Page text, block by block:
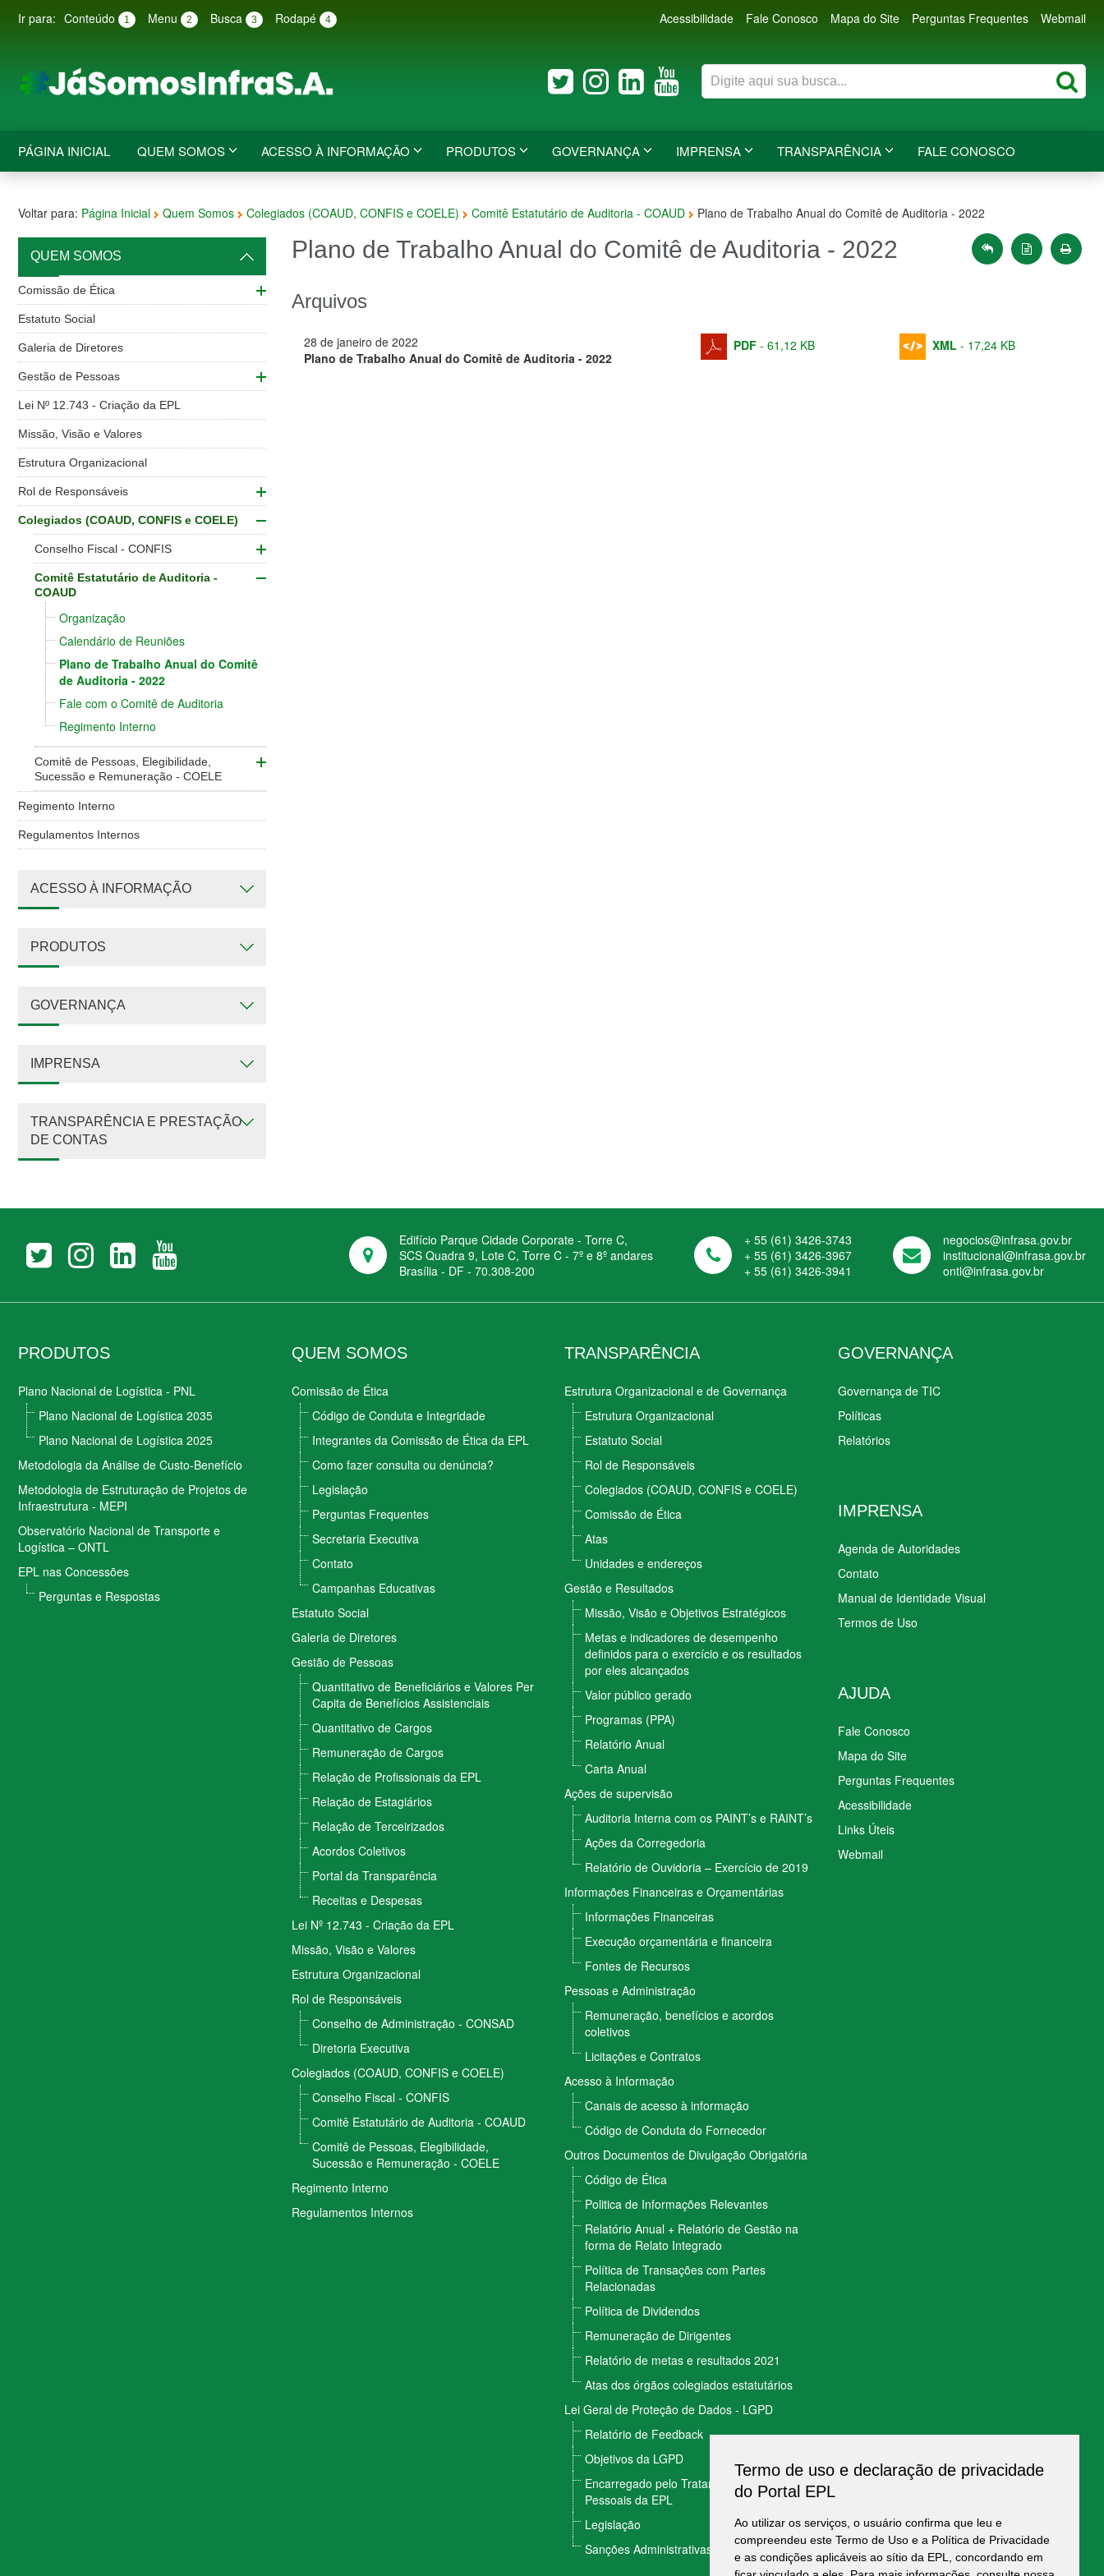
Ir para: Conteúdo 1 Menu 2 Busca 3 Rodapé 4 Acessibilidade Fale Conosco Mapa do Site Perguntas Frequentes Webmail
PÁGINA INICIAL QUEM SOMOS ACESSO À INFORMAÇÃO PRODUTOS GOVERNANÇA IMPRENSA TRANSPARÊNCIA FALE CONOSCO
Voltar para: Página Inicial Quem Somos Colegiados (COAUD, CONFIS e COELE) Comitê Estatutário de Auditoria - COAUD Plano de Trabalho Anual do Comitê de Auditoria - 2022
QUEM SOMOS
Comissão de Ética
Estatuto Social
Galeria de Diretores
Gestão de Pessoas
Lei Nº 12.743 - Criação da EPL
Missão, Visão e Valores
Estrutura Organizacional
Rol de Responsáveis
Colegiados (COAUD, CONFIS e COELE)
Conselho Fiscal - CONFIS
Comitê Estatutário de Auditoria -
COAUD
Organização
Calendário de Reuniões
Plano de Trabalho Anual do Comitê
de Auditoria - 2022
Fale com o Comitê de Auditoria
Regimento Interno
Comitê de Pessoas, Elegibilidade,
Sucessão e Remuneração - COELE
Regimento Interno
Regulamentos Internos
ACESSO À INFORMAÇÃO
PRODUTOS
GOVERNANÇA
IMPRENSA
TRANSPARÊNCIA E PRESTAÇÃO
DE CONTAS
Plano de Trabalho Anual do Comitê de Auditoria - 2022
Arquivos
28 de janeiro de 2022
Plano de Trabalho Anual do Comitê de Auditoria - 2022
PDF - 61,12 KB XML - 17,24 KB
Edifício Parque Cidade Corporate - Torre C,
SCS Quadra 9, Lote C, Torre C - 7º e 8º andares
Brasília - DF - 70.308-200
+ 55 (61) 3426-3743
+ 55 (61) 3426-3967
+ 55 (61) 3426-3941
negocios@infrasa.gov.br
institucional@infrasa.gov.br
ontl@infrasa.gov.br
PRODUTOS
Plano Nacional de Logística - PNL
Plano Nacional de Logística 2035
Plano Nacional de Logística 2025
Metodologia da Análise de Custo-Benefício
Metodologia de Estruturação de Projetos de
Infraestrutura - MEPI
Observatório Nacional de Transporte e
Logística – ONTL
EPL nas Concessões
Perguntas e Respostas
QUEM SOMOS
Comissão de Ética
Código de Conduta e Integridade
Integrantes da Comissão de Ética da EPL
Como fazer consulta ou denúncia?
Legislação
Perguntas Frequentes
Secretaria Executiva
Contato
Campanhas Educativas
Estatuto Social
Galeria de Diretores
Gestão de Pessoas
Quantitativo de Beneficiários e Valores Per
Capita de Benefícios Assistenciais
Quantitativo de Cargos
Remuneração de Cargos
Relação de Profissionais da EPL
Relação de Estagiários
Relação de Terceirizados
Acordos Coletivos
Portal da Transparência
Receitas e Despesas
Lei Nº 12.743 - Criação da EPL
Missão, Visão e Valores
Estrutura Organizacional
Rol de Responsáveis
Conselho de Administração - CONSAD
Diretoria Executiva
Colegiados (COAUD, CONFIS e COELE)
Conselho Fiscal - CONFIS
Comitê Estatutário de Auditoria - COAUD
Comitê de Pessoas, Elegibilidade,
Sucessão e Remuneração - COELE
Regimento Interno
Regulamentos Internos
TRANSPARÊNCIA
Estrutura Organizacional e de Governança
Estrutura Organizacional
Estatuto Social
Rol de Responsáveis
Colegiados (COAUD, CONFIS e COELE)
Comissão de Ética
Atas
Unidades e endereços
Gestão e Resultados
Missão, Visão e Objetivos Estratégicos
Metas e indicadores de desempenho
definidos para o exercício e os resultados
por eles alcançados
Valor público gerado
Programas (PPA)
Relatório Anual
Carta Anual
Ações de supervisão
Auditoria Interna com os PAINT’s e RAINT’s
Ações da Corregedoria
Relatório de Ouvidoria – Exercício de 2019
Informações Financeiras e Orçamentárias
Informações Financeiras
Execução orçamentária e financeira
Fontes de Recursos
Pessoas e Administração
Remuneração, benefícios e acordos
coletivos
Licitações e Contratos
Acesso à Informação
Canais de acesso à informação
Código de Conduta do Fornecedor
Outros Documentos de Divulgação Obrigatória
Código de Ética
Politica de Informações Relevantes
Relatório Anual + Relatório de Gestão na
forma de Relato Integrado
Política de Transações com Partes
Relacionadas
Política de Dividendos
Remuneração de Dirigentes
Relatório de metas e resultados 2021
Atas dos órgãos colegiados estatutários
Lei Geral de Proteção de Dados - LGPD
Relatório de Feedback
Objetivos da LGPD
Encarregado pelo Tratamento de Dados
Pessoais da EPL
Legislação
Sanções Administrativas
GOVERNANÇA
Governança de TIC
Políticas
Relatórios
IMPRENSA
Agenda de Autoridades
Contato
Manual de Identidade Visual
Termos de Uso
AJUDA
Fale Conosco
Mapa do Site
Perguntas Frequentes
Acessibilidade
Links Úteis
Webmail
Termo de uso e declaração de privacidade
do Portal EPL
Ao utilizar os serviços, o usuário confirma que leu e
compreendeu este Termo de Uso e a Política de Privacidade
e as condições aplicáveis ao sítio da EPL, concordando em